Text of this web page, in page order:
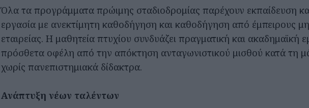
Όλα τα προγράμματα πρώιμης σταδιοδρομίας παρέχουν εκπαίδευση
εργασία με ανεκτίμητη καθοδήγηση και καθοδήγηση από έμπειρους
εταιρείας. Η μαθητεία πτυχίου συνδυάζει πραγματική και ακαδημαϊκή
πρόσθετα οφέλη από την απόκτηση ανταγωνιστικού μισθού κατά τη
χωρίς πανεπιστημιακά δίδακτρα.
Ανάπτυξη νέων ταλέντων